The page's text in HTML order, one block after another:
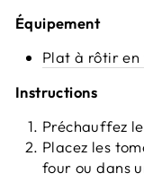
Équipement
Plat à rôtir
Instructions
Préchauffez
Placez les
four ou dans